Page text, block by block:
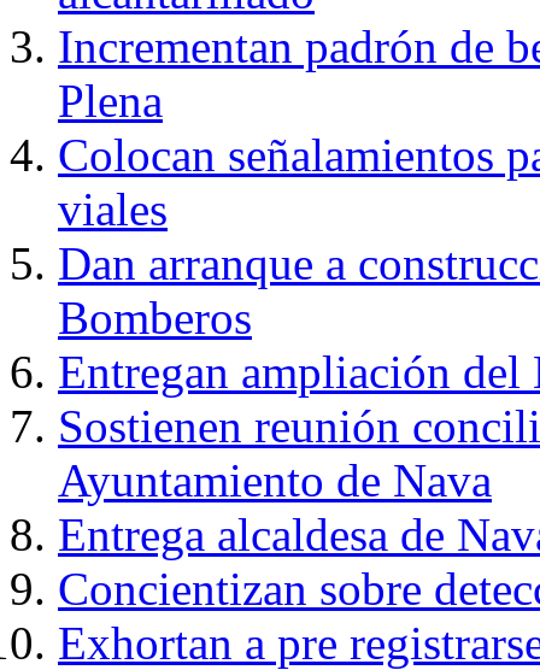
Incrementan padrón de
Plena
Colocan señalamientos
viales
Dan arranque a
Bomberos
Entregan ampliación del
Sostienen reunión
Ayuntamiento de Nava
Entrega alcaldesa de
Concientizan sobre
Exhortan a pre